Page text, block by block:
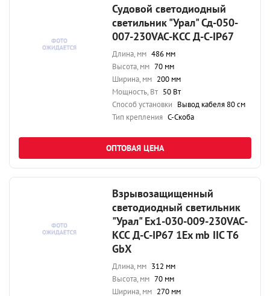
Судовой светодиодный
светильник "Урал" Сд-050-
007-230VAC-КСС Д-С-IP67
Длина, мм 486 мм
Высота, мм 70 мм
Ширина, мм 200 мм
Мощность, Вт 50 Вт
Способ установки Вывод кабеля 80 см
Тип крепления С-Скоба
ОПТОВАЯ ЦЕНА
Взрывозащищенный
светодиодный светильник
"Урал" Ex1-030-009-230VAC-
КСС Д-С-IP67 1Ex mb IIC T6
GbX
Длина, мм 312 мм
Высота, мм 70 мм
Ширина, мм 270 мм